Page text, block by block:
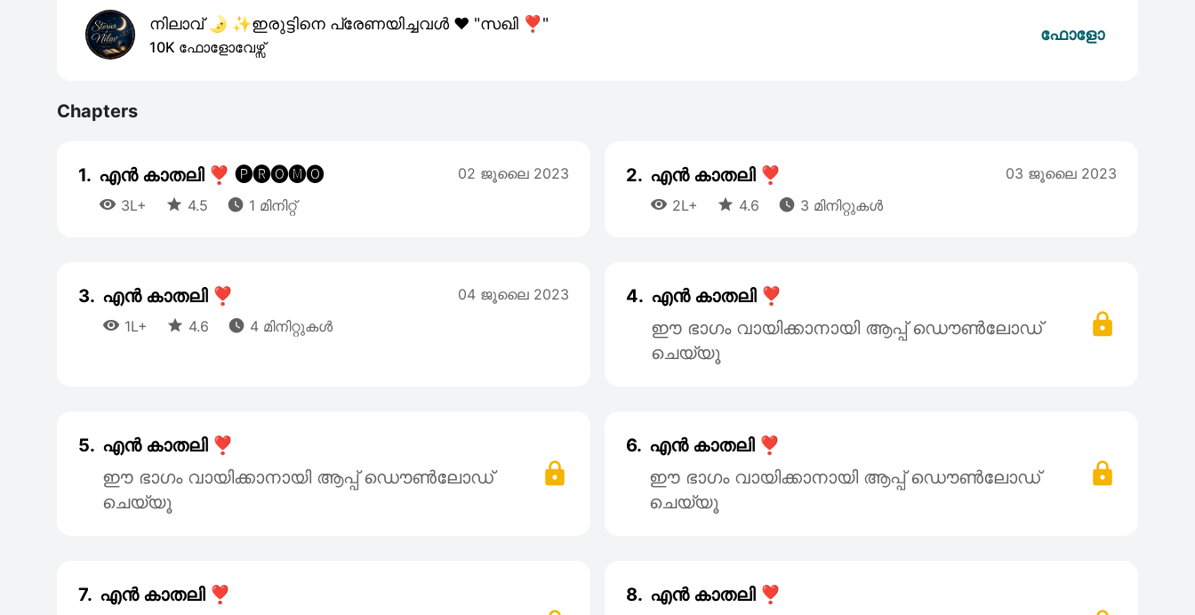
നിലാവ് 🌛 ✨️ഇരുട്ടിനെ പ്രേണയിച്ചവൾ ♥️ "സഖി ❣️"
10K ഫോളോവേഴ്സ്
ഫോളോ
Chapters
1. എൻ കാതലി ❣️ 🅟︎🅡︎🅞︎🅜︎🅞︎
 3L+  4.5  1 മിനിറ്റ്
02 ജൂലൈ 2023 2. എൻ കാതലി ❣️
 2L+  4.6  3 മിനിറ്റുകൾ
03 ജൂലൈ 2023
3. എൻ കാതലി ❣️
 1L+  4.6  4 മിനിറ്റുകൾ
04 ജൂലൈ 2023 4. എൻ കാതലി ❣️
ഈ ഭാഗം വായിക്കാനായി ആപ്പ് ഡൌൺലോഡ്
ചെയ്യൂ
5. എൻ കാതലി ❣️
ഈ ഭാഗം വായിക്കാനായി ആപ്പ് ഡൌൺലോഡ്
ചെയ്യൂ
6. എൻ കാതലി ❣️
ഈ ഭാഗം വായിക്കാനായി ആപ്പ് ഡൌൺലോഡ്
ചെയ്യൂ
7. എൻ കാതലി ❣️
8. എൻ കാതലി ❣️